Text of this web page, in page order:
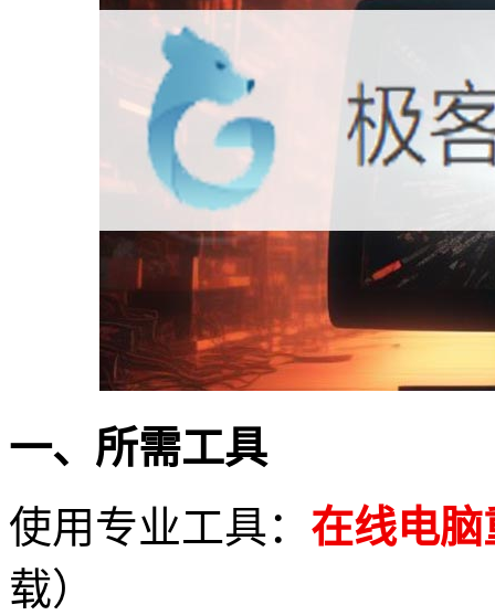
一、所需工具
使用专业工具： 在线电
载）